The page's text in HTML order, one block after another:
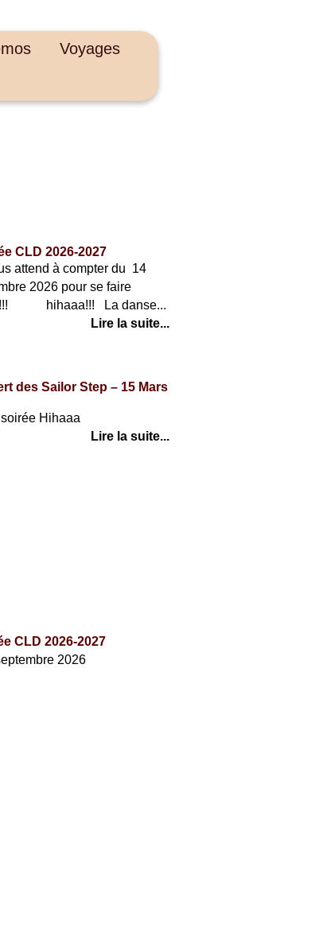
Voyages
CLD 2026-2027
attend à compter du 14
2026 pour se faire
hihaaa!!! La danse...
Lire la suite...
des Sailor Step – 15 Mars
Hihaaa
Lire la suite...
CLD 2026-2027
2026